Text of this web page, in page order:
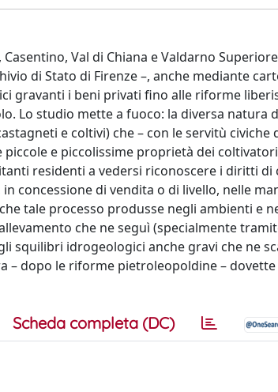
Val di Chiana e Valdarno
di Stato di Firenze –, anche mediante
gravanti i beni privati fino alle riforme
Lo studio mette a fuoco: la diversa natura
e coltivi) che – con le servitù
e piccolissime proprietà dei
residenti a vedersi riconoscere i diritti
concessione di vendita o di livello, nelle
tale processo produsse negli ambienti e
che ne seguì (specialmente
squilibri idrogeologici anche gravi che ne
– dopo le riforme pietroleopoldine –
Scheda completa (DC)